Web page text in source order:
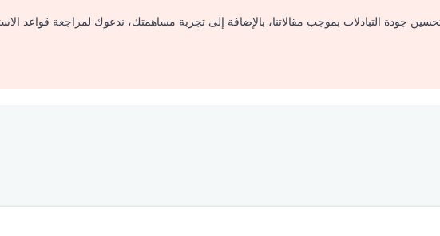
جودة التبادلات بموجب مقالاتنا، بالإضافة إلى تجربة مساهمتك، ندعوك لمراجعة قواعد